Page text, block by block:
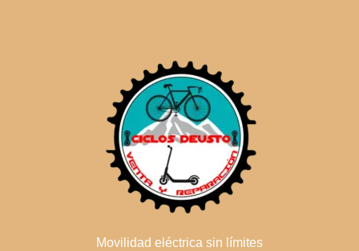
Movilidad eléctrica sin límites